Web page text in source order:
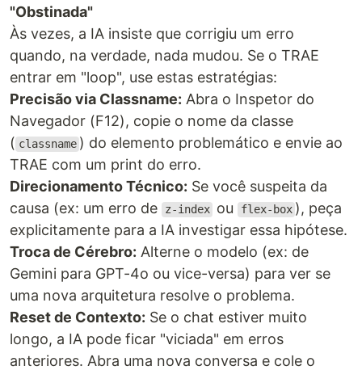
"Obstinada"
Às vezes, a IA insiste que corrigiu um erro
quando, na verdade, nada mudou. Se o TRAE
entrar em "loop", use estas estratégias:
Precisão via Classname: Abra o Inspetor do
Navegador (F12), copie o nome da classe
( classname ) do elemento problemático e envie ao
TRAE com um print do erro.
Direcionamento Técnico: Se você suspeita da
causa (ex: um erro de
z-index ou flex-box ), peça
explicitamente para a IA investigar essa hipótese.
Troca de Cérebro: Alterne o modelo (ex: de
Gemini para GPT-4o ou vice-versa) para ver se
uma nova arquitetura resolve o problema.
Reset de Contexto: Se o chat estiver muito
longo, a IA pode ficar "viciada" em erros
anteriores. Abra uma nova conversa e cole o